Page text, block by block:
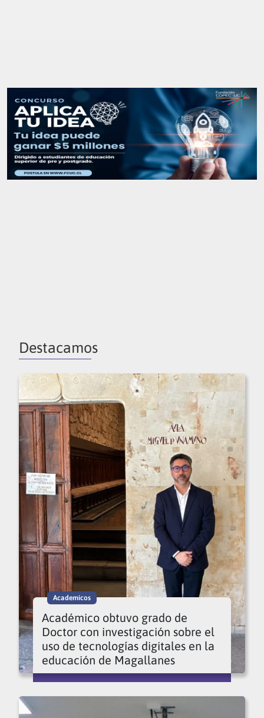
Destacamos
Academicos
Académico obtuvo grado de
Doctor con investigación sobre el
uso de tecnologías digitales en la
educación de Magallanes